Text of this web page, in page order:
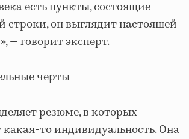
есть пункты, состоящие
строки, он выглядит настоящей
— говорит эксперт.
черты
резюме, в которых
какая-то индивидуальность. Она